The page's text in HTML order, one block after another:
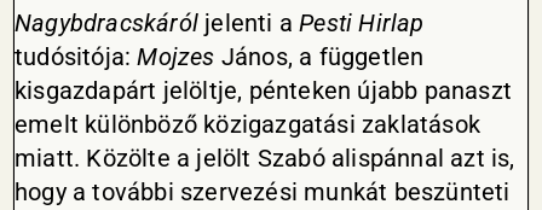
Nagybdracskáról jelenti aPesti Hirlap
tudósitója:Mojzes János, a független
kisgazdapárt jelöltje, pénteken újabb panaszt
emelt különböző közigazgatási zaklatások
miatt. Közölte a jelölt Szabó alispánnal azt is,
hogy a további szervezési munkát beszünteti